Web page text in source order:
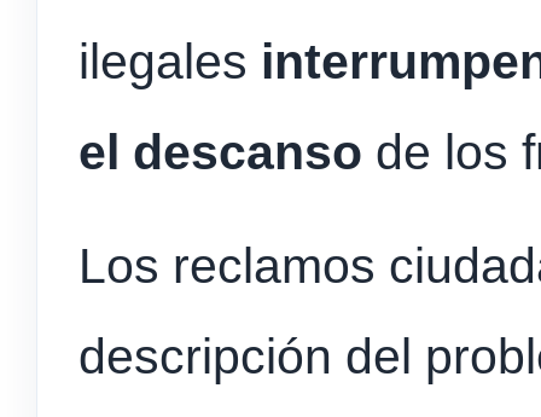
ilegales
el descanso de los
Los reclamos
descripción del